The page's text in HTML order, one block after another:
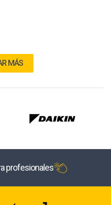
MÁS
profesionales